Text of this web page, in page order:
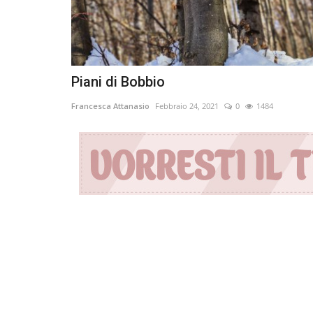
Piani di Bobbio
Francesca Attanasio Febbraio 24, 2021 0 1484